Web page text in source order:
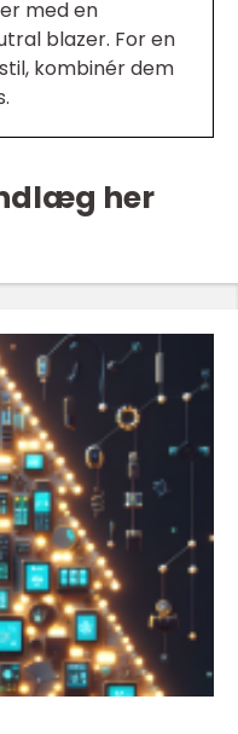
med en
blazer. For en
kombinér dem
her